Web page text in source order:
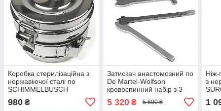
Коробка стерилізаційна з
нержавіючої сталі по
SCHIMMELBUSCH
SURGIWELOMED. Діаметр
125 мм , висота 80 мм
980 ₴
Затискач анастомозний по
De Martel-Wolfson
кровоспинний набір з 3
SURGIWELOMED.
5 320₴ 5 600 ₴
з
1